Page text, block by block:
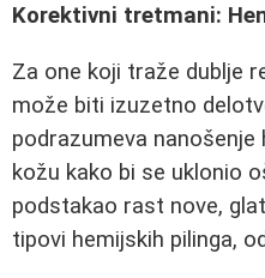
Korektivni tretmani:
Za one koji traže dublje
može biti izuzetno
podrazumeva
kožu kako bi se uklonio
podstakao rast nove,
tipovi hemijskih pilinga,